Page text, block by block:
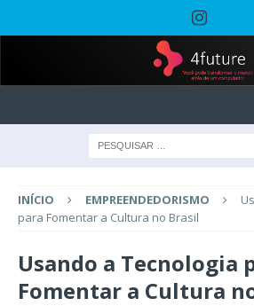
INÍCIO EMPREENDEDORISMO
para Fomentar a Cultura no Brasil
Usando a Tecnologia
Fomentar a Cultura